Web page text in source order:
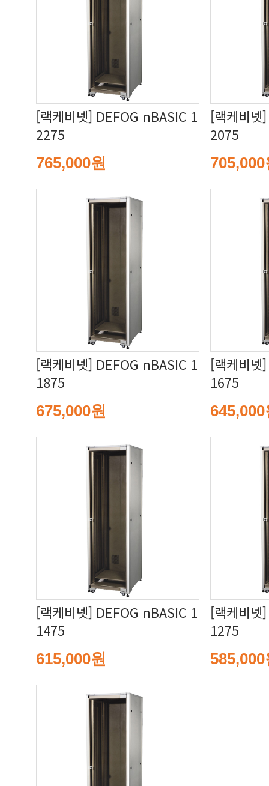
2275
765,000원
2075
705,000
1875
675,000원
1675
645,000
1475
615,000원
1275
585,000